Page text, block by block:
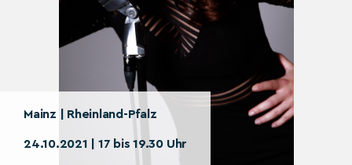
Mainz | Rheinland-Pfalz
24.10.2021 | 17 bis 19.30 Uhr